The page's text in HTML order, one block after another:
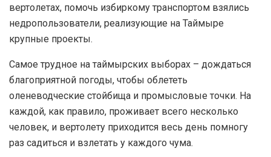
вертолетах, помочь избиркому транспортом взялись
недропользователи, реализующие на Таймыре
крупные проекты.
Самое трудное на таймырских выборах – дождаться
благоприятной погоды, чтобы облететь
оленеводческие стойбища и промысловые точки. На
каждой, как правило, проживает всего несколько
человек, и вертолету приходится весь день помногу
раз садиться и взлетать у каждого чума.